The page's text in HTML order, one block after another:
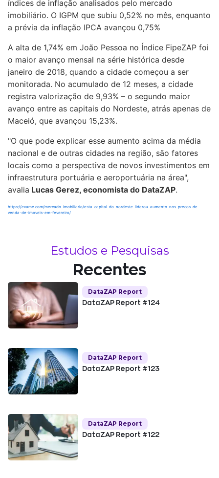
índices de inflação analisados pelo mercado
imobiliário. O IGPM que subiu 0,52% no mês, enquanto
a prévia da inflação IPCA avançou 0,75%
A alta de 1,74% em João Pessoa no Índice FipeZAP foi
o maior avanço mensal na série histórica desde
janeiro de 2018, quando a cidade começou a ser
monitorada. No acumulado de 12 meses, a cidade
registra valorização de 9,93% – o segundo maior
avanço entre as capitais do Nordeste, atrás apenas de
Maceió, que avançou 15,23%.
"O que pode explicar esse aumento acima da média
nacional e de outras cidades na região, são fatores
locais como a perspectiva de novos investimentos em
infraestrutura portuária e aeroportuária na área",
avalia Lucas Gerez, economista do DataZAP.
https://exame.com/mercado-imobiliario/esta-capital-do-nordeste-liderou-aumento-nos-precos-de-
venda-de-imoveis-em-fevereiro/
Estudos e Pesquisas
Recentes
DataZAP Report
DataZAP Report #124
DataZAP Report
DataZAP Report #123
DataZAP Report
DataZAP Report #122